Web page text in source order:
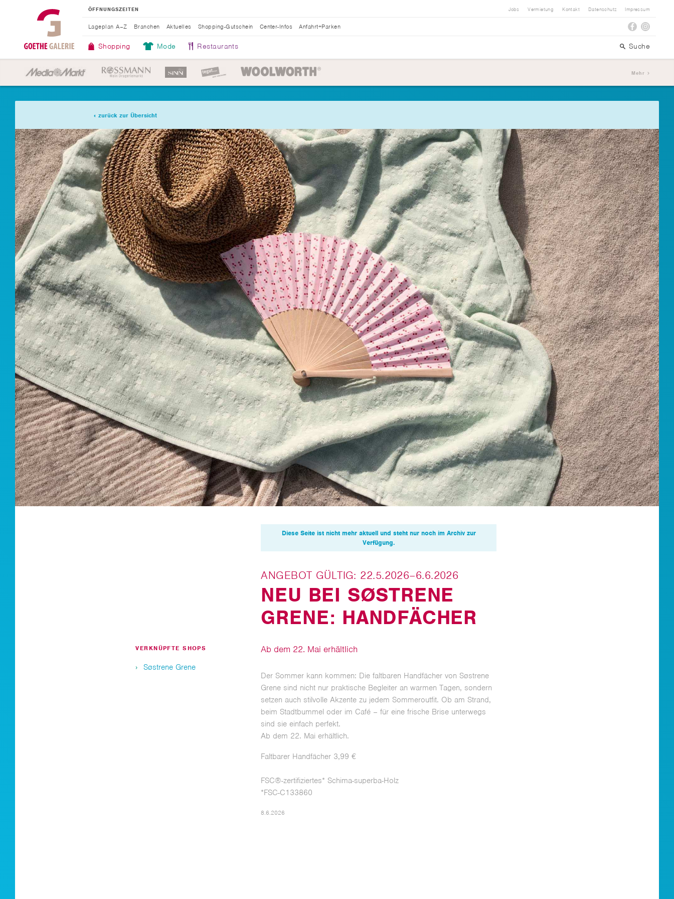
ÖFFNUNGSZEITEN
Shopping Mode Restaurants Suche
Lageplan A–Z Branchen Aktuelles Shopping-Gutschein Center-Infos Anfahrt+Parken
Jobs Vermietung Kontakt Datenschutz Impressum
Mehr
zurück zur Übersicht
Diese Seite ist nicht mehr aktuell und steht nur noch im Archiv zur
Verfügung.
ANGEBOT GÜLTIG: 22.5.2026–6.6.2026
NEU BEI SØSTRENE
GRENE: HANDFÄCHER
VERKNÜPFTE SHOPS
Søstrene Grene
Ab dem 22. Mai erhältlich
Der Sommer kann kommen: Die faltbaren Handfächer von Søstrene
Grene sind nicht nur praktische Begleiter an warmen Tagen, sondern
setzen auch stilvolle Akzente zu jedem Sommeroutfit. Ob am Strand,
beim Stadtbummel oder im Café – für eine frische Brise unterwegs
sind sie einfach perfekt.
Ab dem 22. Mai erhältlich.
Faltbarer Handfächer 3,99 €
FSC®-zertifiziertes* Schima-superba-Holz
*FSC-C133860
8.6.2026